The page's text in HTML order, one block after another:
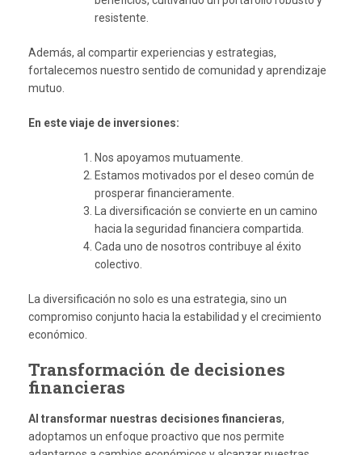
resistente.
Además, al compartir experiencias y estrategias,
fortalecemos nuestro sentido de comunidad y aprendizaje
mutuo.
En este viaje de inversiones:
Nos apoyamos mutuamente.
Estamos motivados por el deseo común de
prosperar financieramente.
La diversificación se convierte en un camino
hacia la seguridad financiera compartida.
Cada uno de nosotros contribuye al éxito
colectivo.
La diversificación no solo es una estrategia, sino un
compromiso conjunto hacia la estabilidad y el crecimiento
económico.
Transformación de decisiones
financieras
Al transformar nuestras decisiones financieras,
adoptamos un enfoque proactivo que nos permite